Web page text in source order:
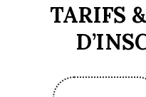
TARIFS